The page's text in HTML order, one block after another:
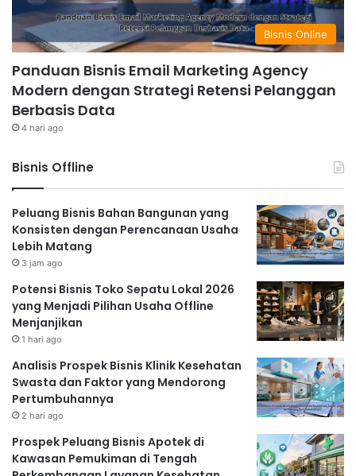
Bisnis Online
Panduan Bisnis Email Marketing Agency
Modern dengan Strategi Retensi Pelanggan
Berbasis Data
4 hari ago
Bisnis Offline
Peluang Bisnis Bahan Bangunan yang
Konsisten dengan Perencanaan Usaha
Lebih Matang
3 jam ago
Potensi Bisnis Toko Sepatu Lokal 2026
yang Menjadi Pilihan Usaha Offline
Menjanjikan
1 hari ago
Analisis Prospek Bisnis Klinik Kesehatan
Swasta dan Faktor yang Mendorong
Pertumbuhannya
2 hari ago
Prospek Peluang Bisnis Apotek di
Kawasan Pemukiman di Tengah